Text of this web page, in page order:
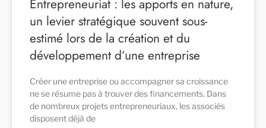
Entrepreneuriat : les apports en nature,
un levier stratégique souvent sous-
estimé lors de la création et du
développement d’une entreprise
Créer une entreprise ou accompagner sa croissance
ne se résume pas à trouver des financements. Dans
de nombreux projets entrepreneuriaux, les associés
disposent déjà de